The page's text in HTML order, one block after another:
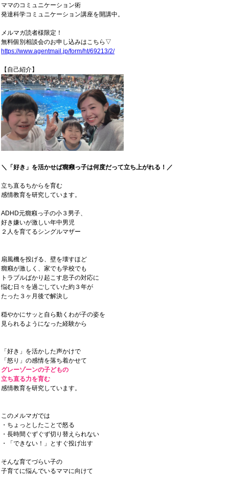
ママのコミュニケーション術
発達科学コミュニケーション講座を開講中。
メルマガ読者様限定！
無料個別相談会のお申し込みはこちら▽
https://www.agentmail.jp/form/ht/69213/2/
【自己紹介】
＼「好き」を活かせば癇癪っ子は何度だって立ち上がれる！／
立ち直るちからを育む
感情教育を研究しています。
ADHD元癇癪っ子の小３男子、
好き嫌いが激しい年中男児
２人を育てるシングルマザー
扇風機を投げる、壁を壊すほど
癇癪が激しく、家でも学校でも
トラブルばかり起こす息子の対応に
悩む日々を過ごしていた約３年が
たった３ヶ月後で解決し
穏やかにサッと自ら動くわが子の姿を
見られるようになった経験から
「好き」を活かした声かけで
「怒り」の感情を落ち着かせて
グレーゾーンの子どもの
立ち直る力を育む
感情教育を研究しています。
このメルマガでは
・ちょっとしたことで怒る
・長時間ぐずぐず切り替えられない
・「できない！」とすぐ投げ出す
そんな育てづらい子の
子育てに悩んでいるママに向けて